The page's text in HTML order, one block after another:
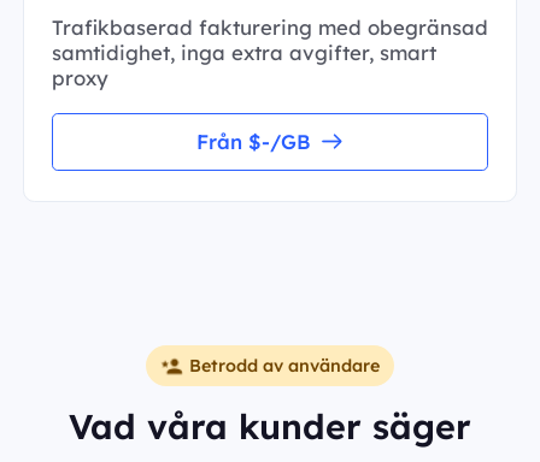
Trafikbaserad fakturering med obegränsad
samtidighet, inga extra avgifter, smart
proxy
Från $-/GB
Betrodd av användare
Vad våra kunder säger